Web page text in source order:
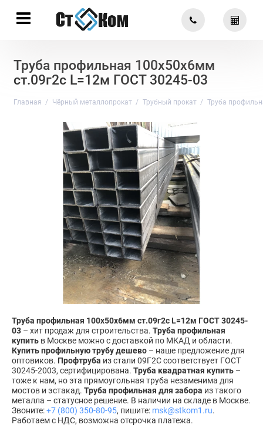
Труба профильная 100х50х6мм
ст.09г2с L=12м ГОСТ 30245-03
Главная Чёрный металлопрокат Трубный прокат Труба
Труба профильная 100х50х6мм ст.09г2с L=12м ГОСТ 30245-
03 – хит продаж для строительства. Труба профильная
купить в Москве можно с доставкой по МКАД и области.
Купить профильную трубу дешево – наше предложение для
оптовиков. Профтруба из стали 09Г2С соответствует ГОСТ
30245-2003, сертифицирована. Труба квадратная купить –
тоже к нам, но эта прямоугольная труба незаменима для
мостов и эстакад. Труба профильная для забора из такого
металла – статусное решение. В наличии на складе в Москве.
Звоните:+7 (800) 350-80-95, пишите: msk@stkom1.ru.
Работаем с НДС, возможна отсрочка платежа.